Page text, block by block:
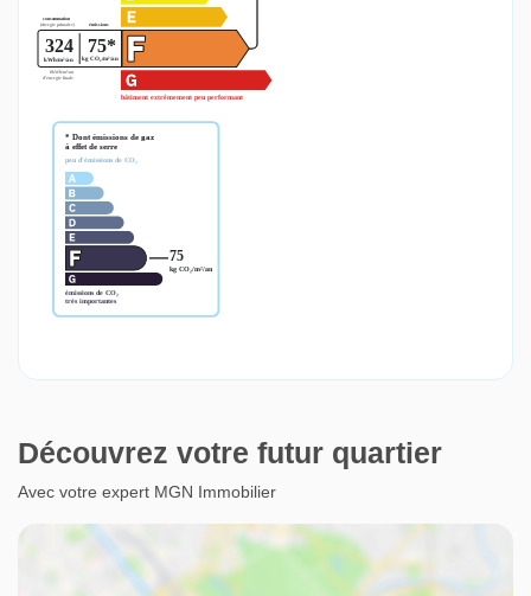
Découvrez votre futur quartier
Avec votre expert MGN Immobilier